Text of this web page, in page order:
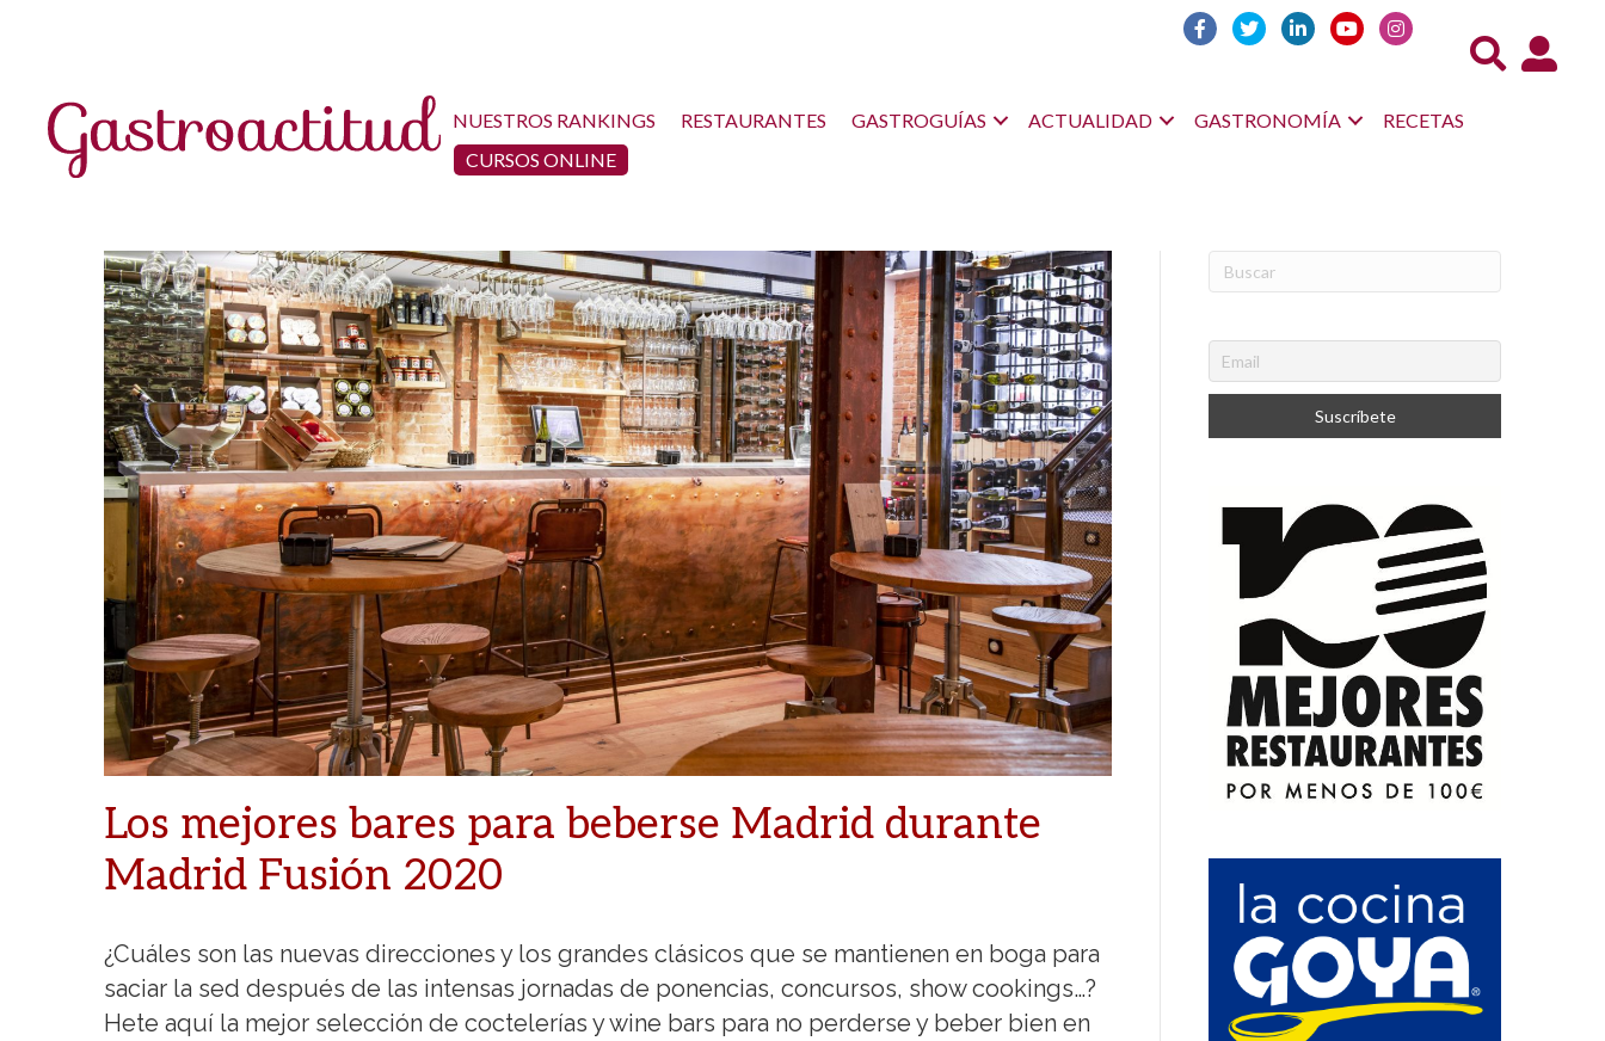
Acceso
NUESTROS RANKINGS RESTAURANTES GASTROGUÍAS ACTUALIDAD GASTRONOMÍA
RECETAS
CURSOS ONLINE
Los mejores bares para beberse Madrid durante
Madrid Fusión 2020
¿Cuáles son las nuevas direcciones y los grandes clásicos que se mantienen en boga para
saciar la sed después de las intensas jornadas de ponencias, concursos, show cookings…?
Hete aquí la mejor selección de coctelerías y wine bars para no perderse y beber bien en